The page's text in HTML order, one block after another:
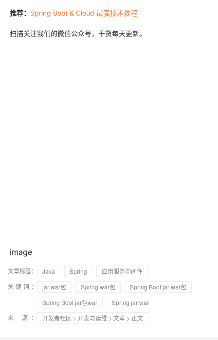
推荐： Spring Boot & Cloud 最强技术教程
扫描关注我们的微信公众号，干货每天更新。
image
文章标签： Java Spring
应用服务中间件
关键词：
jar war包 Spring war包
Spring Boot jar war包
Spring Boot jar包war
Spring jar war
来 源：
开发者社区 > 开发与运维 > 文章 > 正文